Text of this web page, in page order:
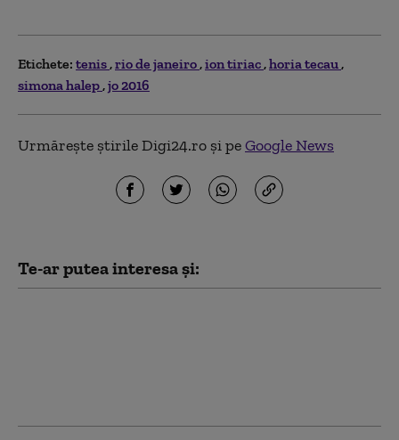
Etichete: tenis rio de janeiro ion tiriac horia tecau
simona halep jo 2016
Urmărește știrile Digi24.ro și peGoogle News
Te-ar putea interesa și: